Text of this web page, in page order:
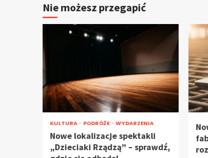
Nie możesz przegapić
KULTURA PODRÓŻE WYDARZENIA
Nowe lokalizacje spektakli
„Dzieciaki Rządzą” – sprawdź,